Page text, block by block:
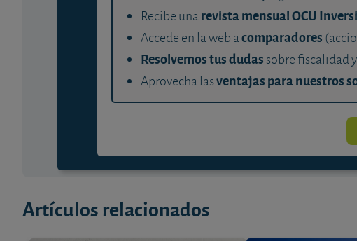
Recibe unarevista mensual OCU
Accede en la web acomparadores
Resolvemos tus dudas sobre fiscalidad
Aprovecha lasventajas para nuestros
Artículos relacionados